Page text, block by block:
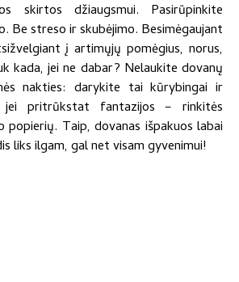
skirtos džiaugsmui. Pasirūpinkite
Be streso ir skubėjimo. Besimėgaujant
į artimųjų pomėgius, norus,
kada, jei ne dabar? Nelaukite dovanų
nakties: darykite tai kūrybingai ir
pritrūkstat fantazijos – rinkitės
popierių. Taip, dovanas išpakuos labai
liks ilgam, gal net visam gyvenimui!